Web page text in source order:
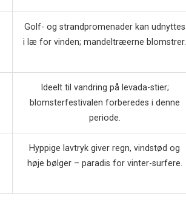
Golf- og strandpromenader kan udnyttes
i læ for vinden; mandeltræerne blomstrer.
Ideelt til vandring på levada-stier;
blomsterfestivalen forberedes i denne
periode.
Hyppige lavtryk giver regn, vindstød og
høje bølger – paradis for vinter-surfere.